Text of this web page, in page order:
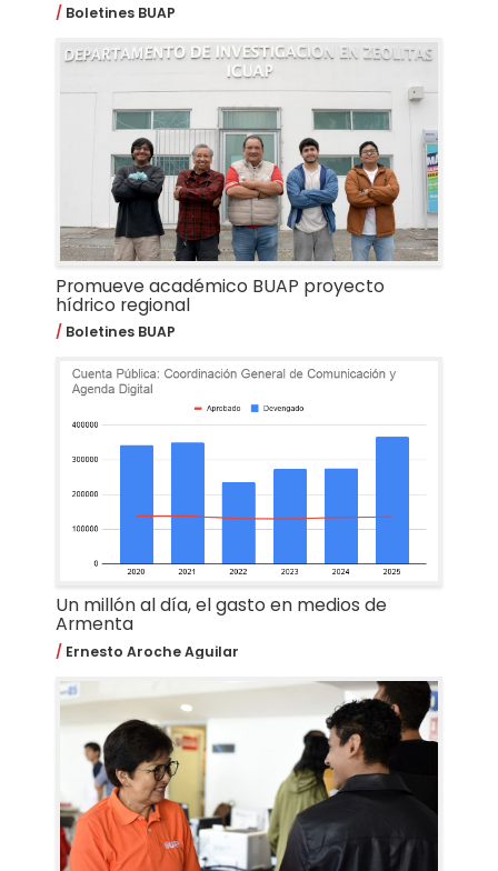
Boletines BUAP
Promueve académico BUAP proyecto
hídrico regional
Boletines BUAP
Un millón al día, el gasto en medios de
Armenta
Ernesto Aroche Aguilar